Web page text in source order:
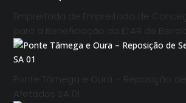
Empreitada de Empreitada de
para a Beneficiação da ETAR de
Ponte Tâmega e Oura – Reposição de
Afetados SA 01